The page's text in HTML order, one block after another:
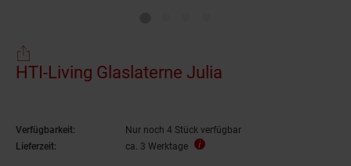
HTI-Living Glaslaterne Julia
Verfügbarkeit:
Nur noch 4 Stück verfügbar
Lieferzeit:
ca. 3 Werktage